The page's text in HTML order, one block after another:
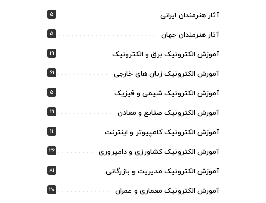
آثار هنرمندان ایرانی 5
آثار هنرمندان جهان 5
آموزش الکترونیک برق و الکترونیک 19
آموزش الکترونیک زبان های خارجی 61
آموزش الکترونیک شیمی و فیزیک 5
آموزش الکترونیک صنایع و معادن 21
آموزش الکترونیک کامپیوتر و اینترنت 11
آموزش الکترونیک کشاورزی و دامپروری 26
آموزش الکترونیک مدیریت و بازرگانی 81
آموزش الکترونیک معماری و عمران 20